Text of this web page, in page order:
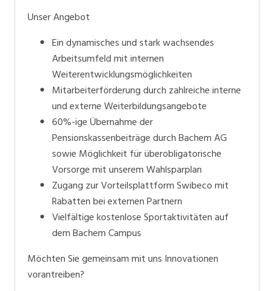
Unser Angebot
Ein dynamisches und stark wachsendes
Arbeitsumfeld mit internen
Weiterentwicklungsmöglichkeiten
Mitarbeiterförderung durch zahlreiche interne
und externe Weiterbildungsangebote
60%-ige Übernahme der
Pensionskassenbeiträge durch Bachem AG
sowie Möglichkeit für überobligatorische
Vorsorge mit unserem Wahlsparplan
Zugang zur Vorteilsplattform Swibeco mit
Rabatten bei externen Partnern
Vielfältige kostenlose Sportaktivitäten auf
dem Bachem Campus
Möchten Sie gemeinsam mit uns Innovationen
vorantreiben?